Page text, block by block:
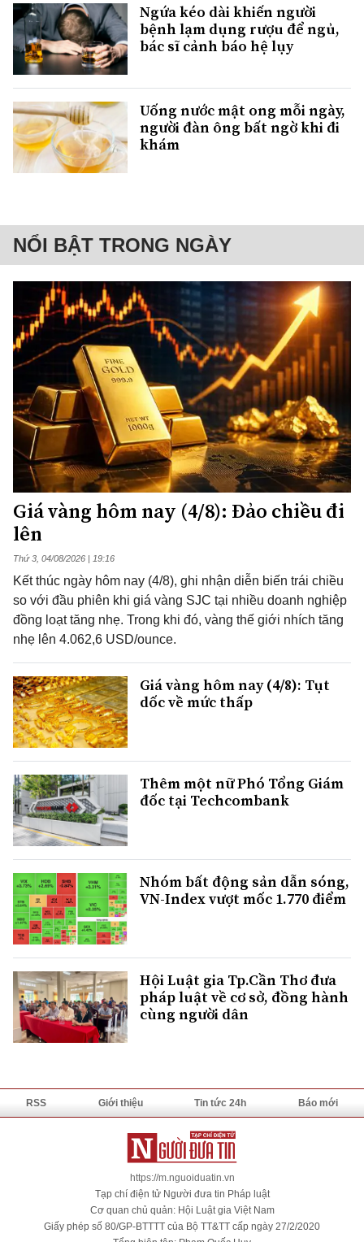
Ngứa kéo dài khiến người
bệnh lạm dụng rượu để ngủ,
bác sĩ cảnh báo hệ lụy
Uống nước mật ong mỗi ngày,
người đàn ông bất ngờ khi đi
khám
NỔI BẬT TRONG NGÀY
Giá vàng hôm nay (4/8): Đảo chiều đi
lên
Thứ 3, 04/08/2026 | 19:16
Kết thúc ngày hôm nay (4/8), ghi nhận diễn biến trái chiều
so với đầu phiên khi giá vàng SJC tại nhiều doanh nghiệp
đồng loạt tăng nhẹ. Trong khi đó, vàng thế giới nhích tăng
nhẹ lên 4.062,6 USD/ounce.
Giá vàng hôm nay (4/8): Tụt
dốc về mức thấp
Thêm một nữ Phó Tổng Giám
đốc tại Techcombank
Nhóm bất động sản dẫn sóng,
VN-Index vượt mốc 1.770 điểm
Hội Luật gia Tp.Cần Thơ đưa
pháp luật về cơ sở, đồng hành
cùng người dân
RSS Giới thiệu Tin tức 24h Báo mới
https://m.nguoiduatin.vn
Tạp chí điện tử Người đưa tin Pháp luật
Cơ quan chủ quản: Hội Luật gia Việt Nam
Giấy phép số 80/GP-BTTTT của Bộ TT&TT cấp ngày 27/2/2020